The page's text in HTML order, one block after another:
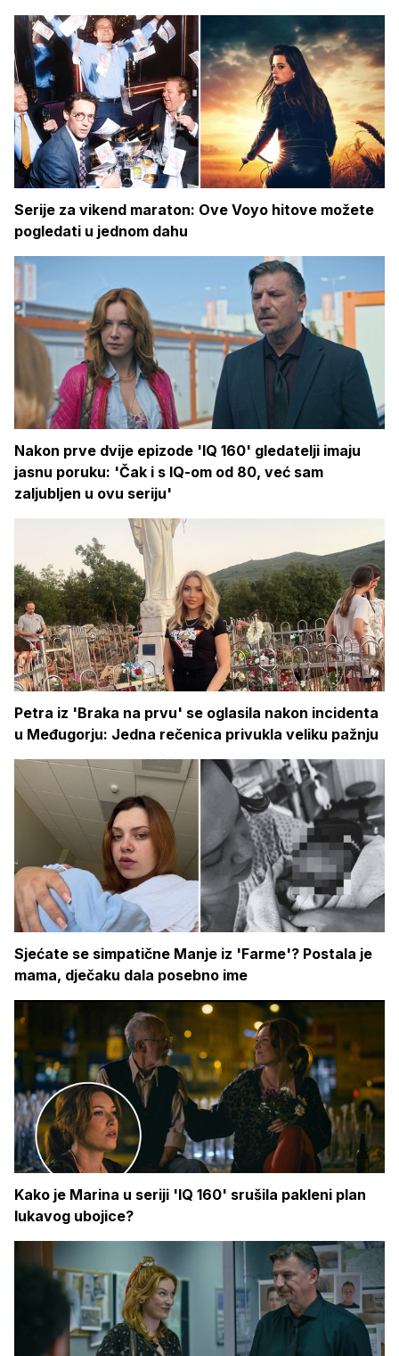
Serije za vikend maraton: Ove Voyo hitove možete
pogledati u jednom dahu
Nakon prve dvije epizode 'IQ 160' gledatelji imaju
jasnu poruku: 'Čak i s IQ-om od 80, već sam
zaljubljen u ovu seriju'
Petra iz 'Braka na prvu' se oglasila nakon incidenta
u Međugorju: Jedna rečenica privukla veliku pažnju
Sjećate se simpatične Manje iz 'Farme'? Postala je
mama, dječaku dala posebno ime
Kako je Marina u seriji 'IQ 160' srušila pakleni plan
lukavog ubojice?